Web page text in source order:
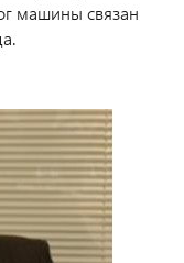
машины связан